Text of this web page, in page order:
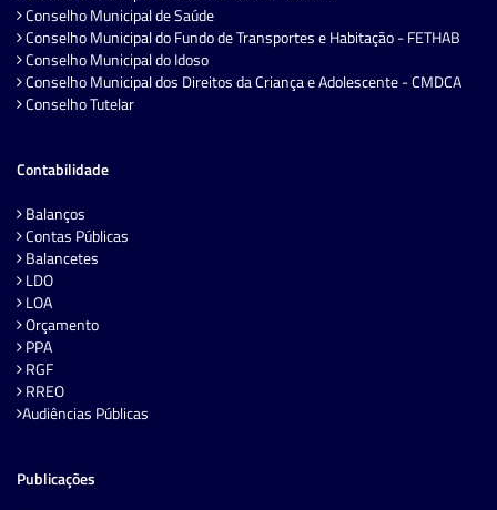
Conselho Municipal de Saúde
Conselho Municipal do Fundo de Transportes e Habitação - FETHAB
Conselho Municipal do Idoso
Conselho Municipal dos Direitos da Criança e Adolescente - CMDCA
Conselho Tutelar
Contabilidade
Balanços
Contas Públicas
Balancetes
LDO
LOA
Orçamento
PPA
RGF
RREO
Audiências Públicas
Publicações